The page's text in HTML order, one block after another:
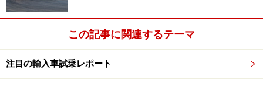
この記事に関連するテーマ
注目の輸入車試乗レポート